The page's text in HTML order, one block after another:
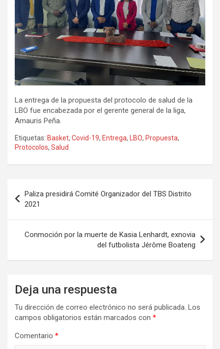
La entrega de la propuesta del protocolo de salud de la
LBO fue encabezada por el gerente general de la liga,
Amauris Peña.
Etiquetas: Basket, Covid-19, Entrega, LBO, Propuesta,
Protocolos, Salud
de
entradas
Paliza presidirá Comité Organizador del TBS Distrito
2021
Conmoción por la muerte de Kasia Lenhardt, exnovia
del futbolista Jérôme Boateng
Deja una respuesta
Tu dirección de correo electrónico no será publicada. Los
campos obligatorios están marcados con *
Comentario *